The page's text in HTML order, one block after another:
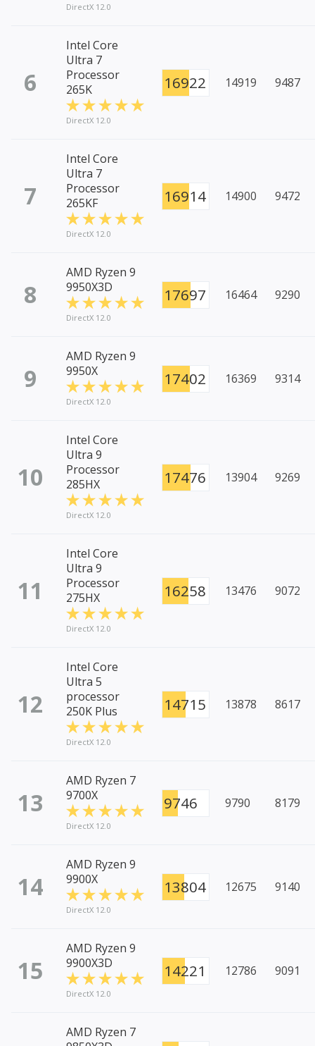
DirectX 12.0
6
Intel Core
Ultra 7
Processor
265K
DirectX 12.0
16922 14919 9487
7
Intel Core
Ultra 7
Processor
265KF
DirectX 12.0
16914 14900 9472
8
AMD Ryzen 9
9950X3D
DirectX 12.0
17697 16464 9290
9
AMD Ryzen 9
9950X
DirectX 12.0
17402 16369 9314
10
Intel Core
Ultra 9
Processor
285HX
DirectX 12.0
17476 13904 9269
11
Intel Core
Ultra 9
Processor
275HX
DirectX 12.0
16258 13476 9072
12
Intel Core
Ultra 5
processor
250K Plus
DirectX 12.0
14715 13878 8617
13
AMD Ryzen 7
9700X
DirectX 12.0
9746 9790 8179
14
AMD Ryzen 9
9900X
DirectX 12.0
13804 12675 9140
15
AMD Ryzen 9
9900X3D
DirectX 12.0
14221 12786 9091
AMD Ryzen 7